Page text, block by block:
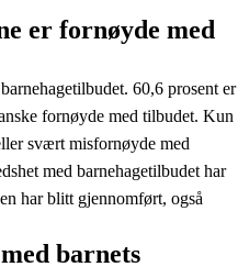
er fornøyde med
60,6 prosent er
fornøyde med tilbudet. Kun
svært misfornøyde med
med barnehagetilbudet har
har blitt gjennomført, også
barnets